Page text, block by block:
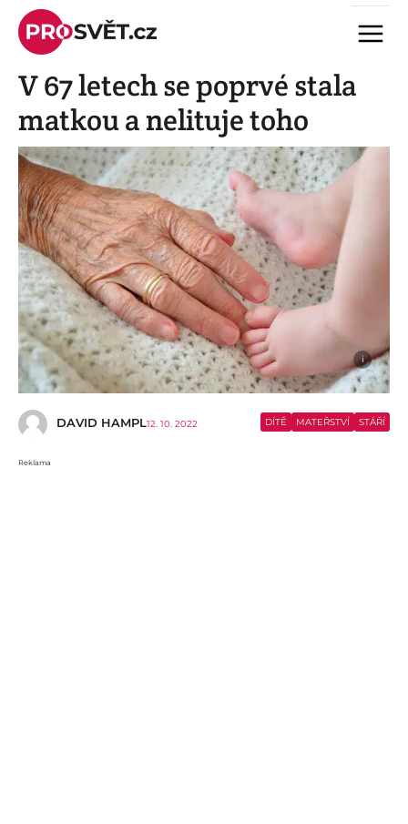
Skip
content
Menu
V 67 letech se poprvé stala
matkou a nelituje toho
i
DAVID HAMPL12. 10. 2022 DÍTĚ MATEŘSTVÍ STÁŘÍ
Reklama